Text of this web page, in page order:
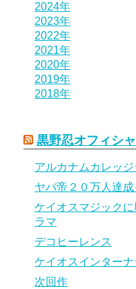
2024年
2023年
2022年
2021年
2020年
2019年
2018年
黒野忍オフィシ
アルカナムカレッ
ヤバ帝２０万人達成
ケイオスマジック
ラマ
デコヒーレンス
ケイオスインター
次回作